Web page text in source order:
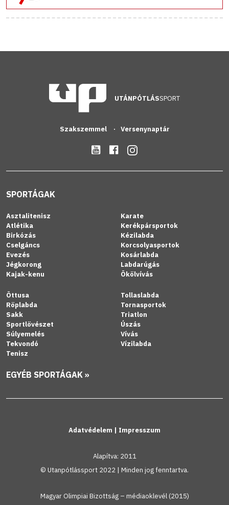
UTÁNPÓTLÁSSPORT
Szakszemmel Versenynaptár
SPORTÁGAK
Asztalitenisz
Atlétika
Birkózás
Cselgáncs
Evezés
Jégkorong
Kajak-kenu
Karate
Kerékpársportok
Kézilabda
Korcsolyasportok
Kosárlabda
Labdarúgás
Ökölvívás
Öttusa
Röplabda
Sakk
Sportlövészet
Súlyemelés
Tekvondó
Tenisz
Tollaslabda
Tornasportok
Triatlon
Úszás
Vívás
Vízilabda
EGYÉB SPORTÁGAK »
Adatvédelem | Impresszum
Alapítva: 2011
© Utanpótlássport 2022 | Minden jog fenntartva.
Magyar Olimpiai Bizottság – médiaoklevél (2015)